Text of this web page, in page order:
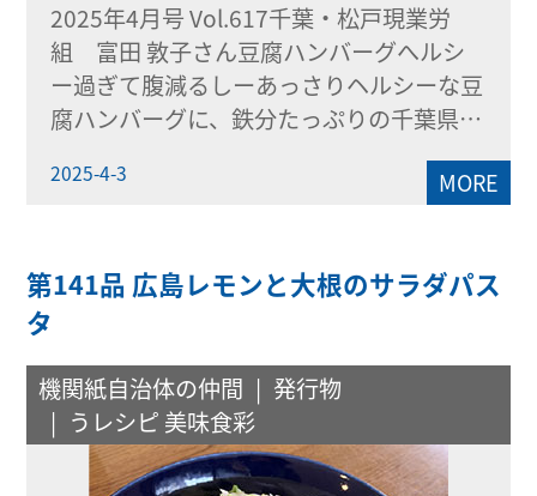
2025年4月号 Vol.617千葉・松戸現業労
組 富田 敦子さん豆腐ハンバーグへルシ
ー過ぎて腹減るしーあっさりヘルシーな豆
腐ハンバーグに、鉄分たっぷりの千葉県…
2025-4-3 MORE
第141品 広島レモンと大根のサラダパス
タ
機関紙自治体の仲間
発行物
うレシピ 美味食彩